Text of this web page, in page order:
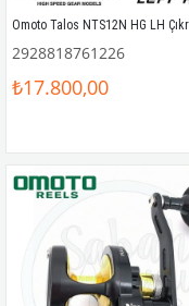
2928818761226
₺17.800,00